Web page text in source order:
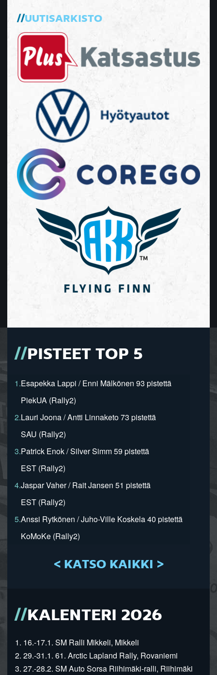
UUTISARKISTO
PISTEET TOP 5
1.Esapekka Lappi / Enni Mälkönen 93 pistettä
PiekUA (Rally2)
2.Lauri Joona / Antti Linnaketo 73 pistettä
SAU (Rally2)
3.Patrick Enok / Silver Simm 59 pistettä
EST (Rally2)
4.Jaspar Vaher / Rait Jansen 51 pistettä
EST (Rally2)
5.Anssi Rytkönen / Juho-Ville Koskela 40 pistettä
KoMoKe (Rally2)
< KATSO KAIKKI >
KALENTERI 2026
1. 16.-17.1. SM Ralli Mikkeli, Mikkeli
2. 29.-31.1. 61. Arctic Lapland Rally, Rovaniemi
3. 27.-28.2. SM Auto Sorsa Riihimäki-ralli, Riihimäki